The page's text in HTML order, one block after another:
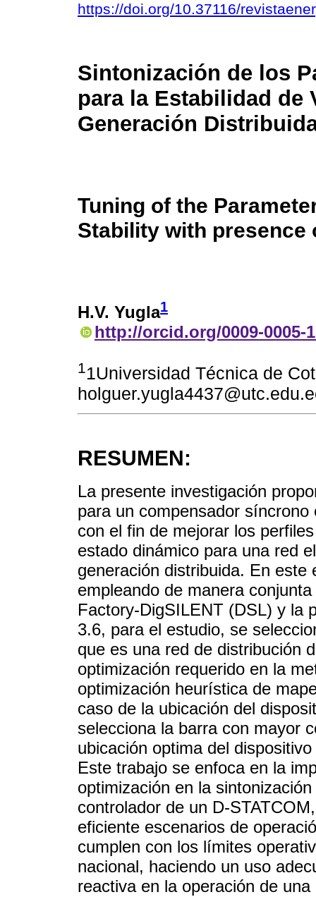
https://doi.org/10.37116/
Sintonización de los
para la Estabilidad de
Generación
Tuning of the
Stability with presence
H.V. Yugla1
http://orcid.org/0009-0005-
11Universidad Técnica de
RESUMEN:
La presente investigación
para un compensador
con el fin de mejorar los
estado dinámico para una red
generación distribuida. En
empleando de manera
Factory-DigSILENT (DSL) y la
3.6, para el estudio, se
que es una red de distribución
optimización requerido en la
optimización heurística de
caso de la ubicación del
selecciona la barra con mayor
ubicación optima del
Este trabajo se enfoca en la
optimización en la
controlador de un D-
eficiente escenarios de
cumplen con los límites
nacional, haciendo un uso
reactiva en la operación de